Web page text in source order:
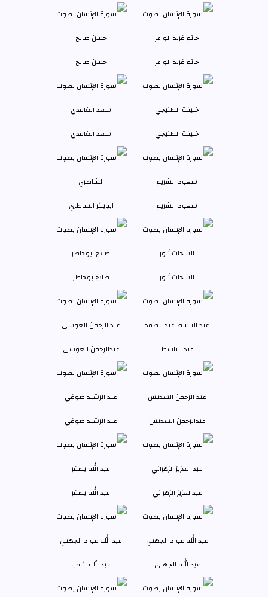
حاتم فريد الواعر حسن صالح
خليفة الطنيجي سعد الغامدي
سعود الشريم ابوبكر الشاطري
الشحات أنور صلاح بوخاطر
عبد الباسط عبدالرحمن العوسي
عبدالرحمن السديس عبد الرشيد صوفي
عبدالعزيز الزهراني عبد الله بصفر
عبد الله الجهني عبد الله كامل